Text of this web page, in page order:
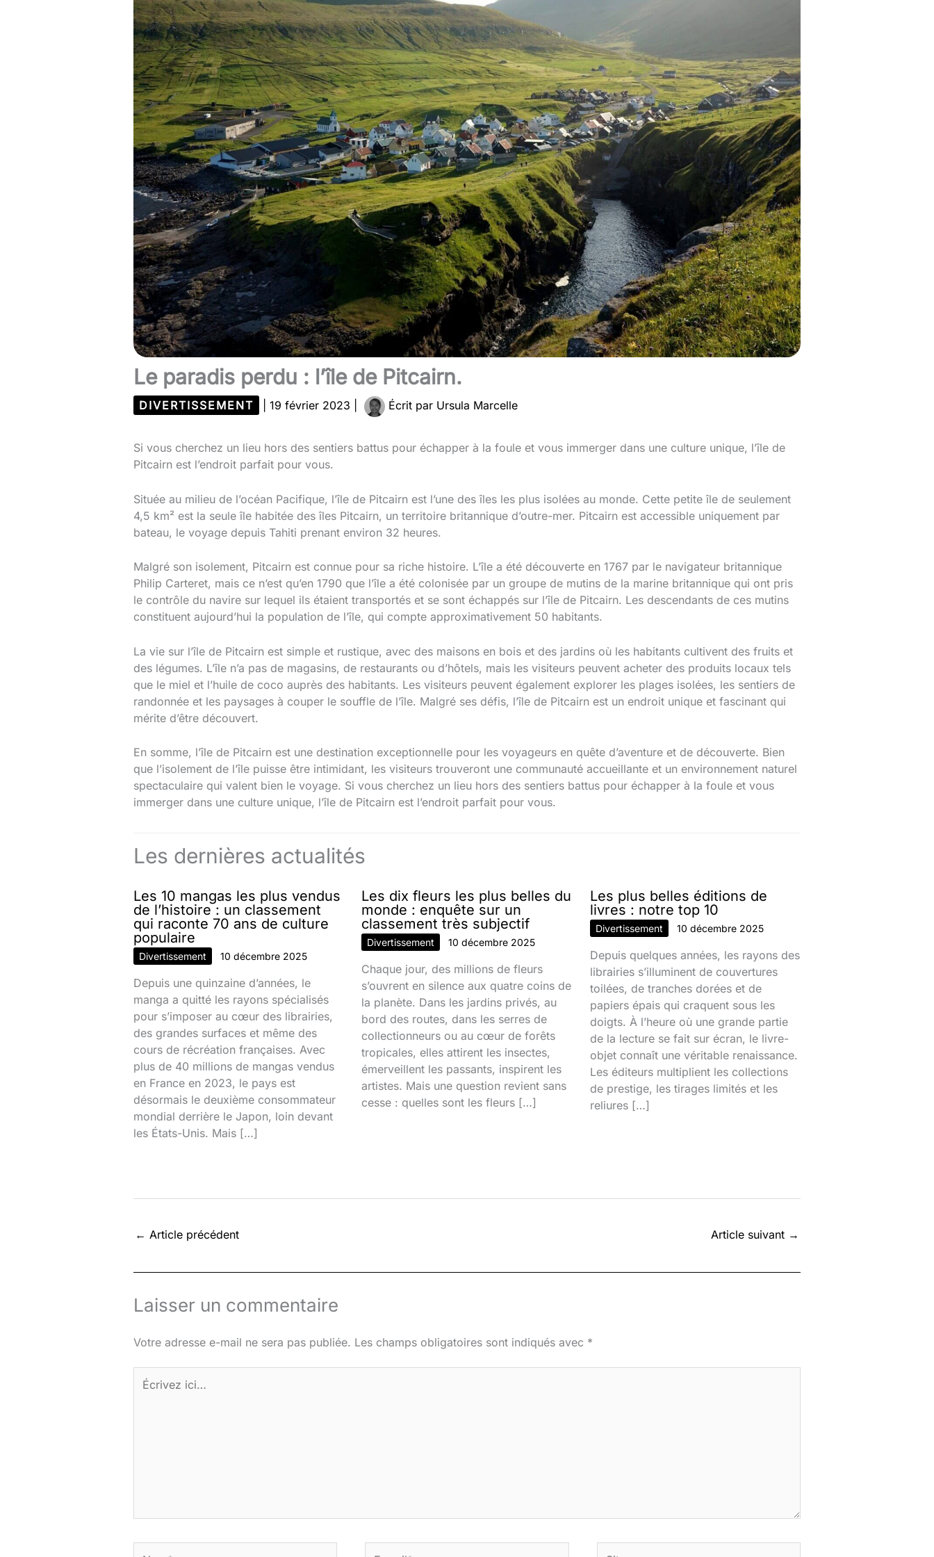
Le paradis perdu : l’île de Pitcairn.
DIVERTISSEMENT 19 février 2023 Écrit par Ursula Marcelle
Si vous cherchez un lieu hors des sentiers battus pour échapper à la foule et vous immerger dans une culture unique, l’île de
Pitcairn est l’endroit parfait pour vous.
Située au milieu de l’océan Pacifique, l’île de Pitcairn est l’une des îles les plus isolées au monde. Cette petite île de seulement
4,5 km² est la seule île habitée des îles Pitcairn, un territoire britannique d’outre-mer. Pitcairn est accessible uniquement par
bateau, le voyage depuis Tahiti prenant environ 32 heures.
Malgré son isolement, Pitcairn est connue pour sa riche histoire. L’île a été découverte en 1767 par le navigateur britannique
Philip Carteret, mais ce n’est qu’en 1790 que l’île a été colonisée par un groupe de mutins de la marine britannique qui ont pris
le contrôle du navire sur lequel ils étaient transportés et se sont échappés sur l’île de Pitcairn. Les descendants de ces mutins
constituent aujourd’hui la population de l’île, qui compte approximativement 50 habitants.
La vie sur l’île de Pitcairn est simple et rustique, avec des maisons en bois et des jardins où les habitants cultivent des fruits et
des légumes. L’île n’a pas de magasins, de restaurants ou d’hôtels, mais les visiteurs peuvent acheter des produits locaux tels
que le miel et l’huile de coco auprès des habitants. Les visiteurs peuvent également explorer les plages isolées, les sentiers de
randonnée et les paysages à couper le souffle de l’île. Malgré ses défis, l’île de Pitcairn est un endroit unique et fascinant qui
mérite d’être découvert.
En somme, l’île de Pitcairn est une destination exceptionnelle pour les voyageurs en quête d’aventure et de découverte. Bien
que l’isolement de l’île puisse être intimidant, les visiteurs trouveront une communauté accueillante et un environnement naturel
spectaculaire qui valent bien le voyage. Si vous cherchez un lieu hors des sentiers battus pour échapper à la foule et vous
immerger dans une culture unique, l’île de Pitcairn est l’endroit parfait pour vous.
Les dernières actualités
Les 10 mangas les plus vendus
de l’histoire : un classement
qui raconte 70 ans de culture
populaire
Divertissement 10 décembre 2025
Depuis une quinzaine d’années, le
manga a quitté les rayons spécialisés
pour s’imposer au cœur des librairies,
des grandes surfaces et même des
cours de récréation françaises. Avec
plus de 40 millions de mangas vendus
en France en 2023, le pays est
désormais le deuxième consommateur
mondial derrière le Japon, loin devant
les États-Unis. Mais […]
Les dix fleurs les plus belles du
monde : enquête sur un
classement très subjectif
Divertissement 10 décembre 2025
Chaque jour, des millions de fleurs
s’ouvrent en silence aux quatre coins de
la planète. Dans les jardins privés, au
bord des routes, dans les serres de
collectionneurs ou au cœur de forêts
tropicales, elles attirent les insectes,
émerveillent les passants, inspirent les
artistes. Mais une question revient sans
cesse : quelles sont les fleurs […]
Les plus belles éditions de
livres : notre top 10
Divertissement 10 décembre 2025
Depuis quelques années, les rayons des
librairies s’illuminent de couvertures
toilées, de tranches dorées et de
papiers épais qui craquent sous les
doigts. À l’heure où une grande partie
de la lecture se fait sur écran, le livre-
objet connaît une véritable renaissance.
Les éditeurs multiplient les collections
de prestige, les tirages limités et les
reliures […]
← Article précédent Article suivant →
Laisser un commentaire
Votre adresse e-mail ne sera pas publiée. Les champs obligatoires sont indiqués avec *
Écrivez
ici…